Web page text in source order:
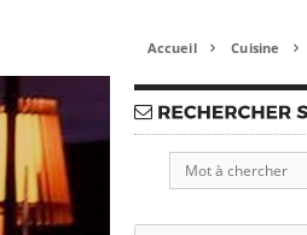
Accueil  Cuisine 